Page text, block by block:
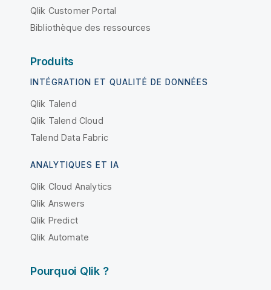
Qlik Customer Portal
Bibliothèque des ressources
Produits
INTÉGRATION ET QUALITÉ DE DONNÉES
Qlik Talend
Qlik Talend Cloud
Talend Data Fabric
ANALYTIQUES ET IA
Qlik Cloud Analytics
Qlik Answers
Qlik Predict
Qlik Automate
Pourquoi Qlik ?